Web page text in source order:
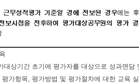
대상기간 초기에 평가자를 대상으로 성과면
가항목, 평가방법 및 평가절차에 대한 교육